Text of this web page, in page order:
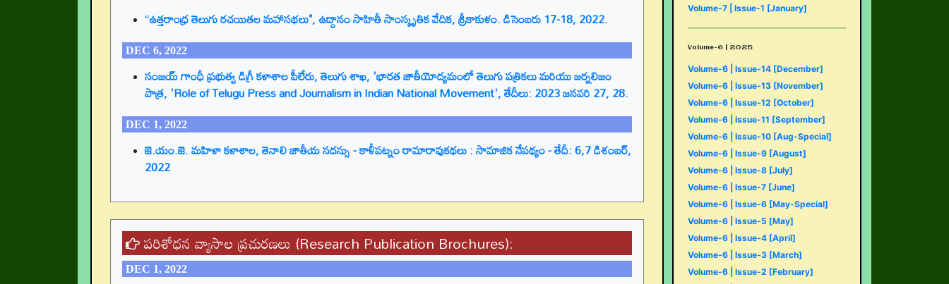
“ఉత్తరాంధ్ర తెలుగు రచయితల మహాసభలు", ఉద్దానం సాహితీ సాంస్కృతిక వేదిక, శ్రీకాకుళం. డిసెంబరు 17-18, 2022.
DEC 6, 2022
సంజయ్ గాంధీ ప్రభుత్వ డిగ్రీ కళాశాల పీలేరు, తెలుగు శాఖ, 'భారత జాతీయోద్యమంలో తెలుగు పత్రికలు మరియు జర్నలిజం
పాత్ర, 'Role of Telugu Press and Journalism in Indian National Movement', తేదీలు: 2023 జనవరి 27, 28.
DEC 1, 2022
జె.యం.జె. మహిళా కళాశాల, తెనాలి జాతీయ సదస్సు - కాళీపట్నం రామారావుకథలు : సామాజిక నేపథ్యం - తేదీ: 6,7 డిశంబర్,
2022
పరిశోధన వ్యాసాల ప్రచురణలు (Research Publication Brochures):
DEC 1, 2022
Volume-7 | Issue-1 [January]
Volume-6 | 2025
Volume-6 | Issue-14 [December]
Volume-6 | Issue-13 [November]
Volume-6 | Issue-12 [October]
Volume-6 | Issue-11 [September]
Volume-6 | Issue-10 [Aug-Special]
Volume-6 | Issue-9 [August]
Volume-6 | Issue-8 [July]
Volume-6 | Issue-7 [June]
Volume-6 | Issue-6 [May-Special]
Volume-6 | Issue-5 [May]
Volume-6 | Issue-4 [April]
Volume-6 | Issue-3 [March]
Volume-6 | Issue-2 [February]